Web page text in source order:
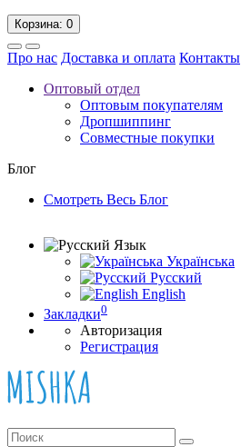
Корзина: 0
Про нас Доставка и оплата Контакты
Оптовый отдел
Оптовым покупателям
Дропшиппинг
Совместные покупки
Блог
Смотреть Весь Блог
Язык
Українська
Русский
English
Закладки0
Авторизация
Регистрация